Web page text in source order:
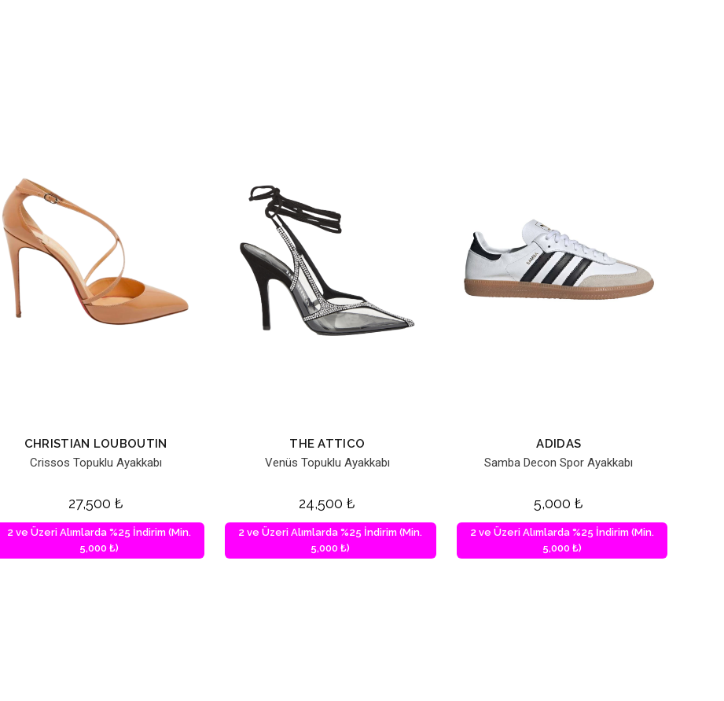
CHRISTIAN LOUBOUTIN
Crissos Topuklu Ayakkabı
27,500 ₺
2 ve Üzeri Alımlarda %25 İndirim (Min.
5,000 ₺)
THE ATTICO
Venüs Topuklu Ayakkabı
24,500₺
2 ve Üzeri Alımlarda %25 İndirim (Min.
5,000 ₺)
ADIDAS
Samba Decon Spor Ayakkabı
5,000₺
2 ve Üzeri Alımlarda %25 İndirim (Min.
5,000 ₺)